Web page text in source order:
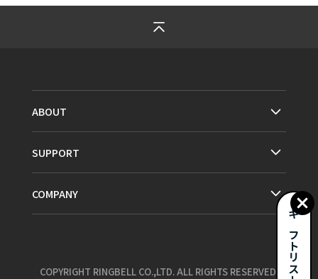
ABOUT
SUPPORT
COMPANY
COPYRIGHT RINGBELL CO.,LTD. ALL RIGHTS RESERVED.